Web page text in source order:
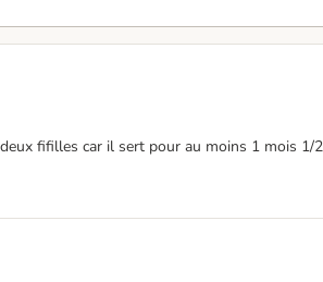
fifilles car il sert pour au moins 1 mois 1/